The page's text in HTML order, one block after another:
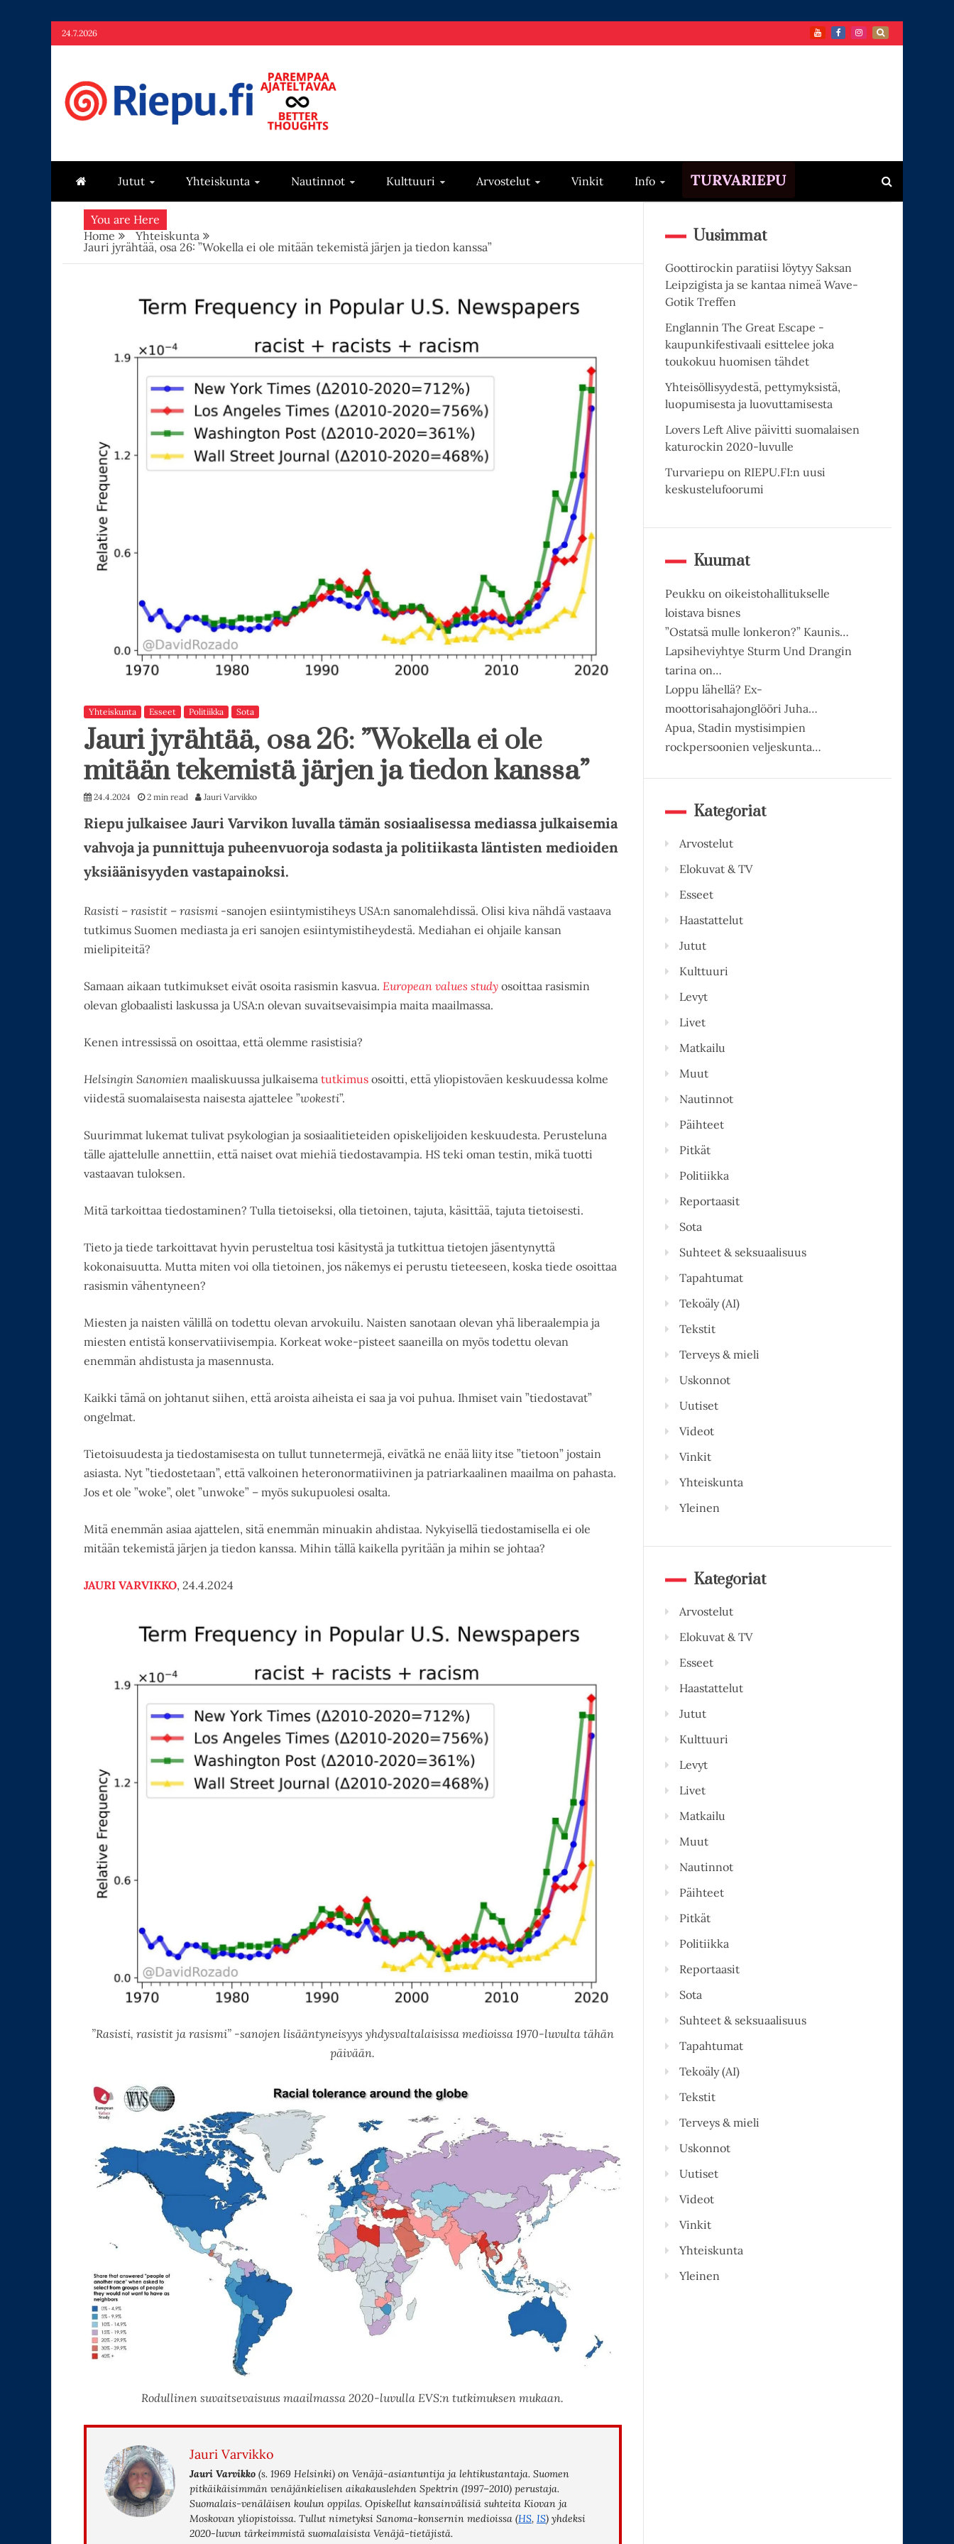
Skip
to
24.7.2026
Riepu.fi
Jutut Yhteiskunta Nautinnot Kulttuuri Arvostelut Vinkit Info TURVARIEPU
You are Here
Home
Yhteiskunta
Jauri jyrähtää, osa 26: ”Wokella ei ole mitään tekemistä järjen ja tiedon kanssa”
Yhteiskunta Esseet Politiikka Sota
Jauri jyrähtää, osa 26: ”Wokella ei ole
mitään tekemistä järjen ja tiedon kanssa”
24.4.2024 2 min read Jauri Varvikko
Riepu julkaisee Jauri Varvikon luvalla tämän sosiaalisessa mediassa julkaisemia
vahvoja ja punnittuja puheenvuoroja sodasta ja politiikasta läntisten medioiden
yksiäänisyyden vastapainoksi.
Rasisti – rasistit – rasismi -sanojen esiintymistiheys USA:n sanomalehdissä. Olisi kiva nähdä vastaava
tutkimus Suomen mediasta ja eri sanojen esiintymistiheydestä. Mediahan ei ohjaile kansan
mielipiteitä?
Samaan aikaan tutkimukset eivät osoita rasismin kasvua. European values study osoittaa rasismin
olevan globaalisti laskussa ja USA:n olevan suvaitsevaisimpia maita maailmassa.
Kenen intressissä on osoittaa, että olemme rasistisia?
Helsingin Sanomien maaliskuussa julkaisema tutkimus osoitti, että yliopistoväen keskuudessa kolme
viidestä suomalaisesta naisesta ajattelee ”wokesti”.
Suurimmat lukemat tulivat psykologian ja sosiaalitieteiden opiskelijoiden keskuudesta. Perusteluna
tälle ajattelulle annettiin, että naiset ovat miehiä tiedostavampia. HS teki oman testin, mikä tuotti
vastaavan tuloksen.
Mitä tarkoittaa tiedostaminen? Tulla tietoiseksi, olla tietoinen, tajuta, käsittää, tajuta tietoisesti.
Tieto ja tiede tarkoittavat hyvin perusteltua tosi käsitystä ja tutkittua tietojen jäsentynyttä
kokonaisuutta. Mutta miten voi olla tietoinen, jos näkemys ei perustu tieteeseen, koska tiede osoittaa
rasismin vähentyneen?
Miesten ja naisten välillä on todettu olevan arvokuilu. Naisten sanotaan olevan yhä liberaalempia ja
miesten entistä konservatiivisempia. Korkeat woke-pisteet saaneilla on myös todettu olevan
enemmän ahdistusta ja masennusta.
Kaikki tämä on johtanut siihen, että aroista aiheista ei saa ja voi puhua. Ihmiset vain ”tiedostavat”
ongelmat.
Tietoisuudesta ja tiedostamisesta on tullut tunnetermejä, eivätkä ne enää liity itse ”tietoon” jostain
asiasta. Nyt ”tiedostetaan”, että valkoinen heteronormatiivinen ja patriarkaalinen maailma on pahasta.
Jos et ole ”woke”, olet ”unwoke” – myös sukupuolesi osalta.
Mitä enemmän asiaa ajattelen, sitä enemmän minuakin ahdistaa. Nykyisellä tiedostamisella ei ole
mitään tekemistä järjen ja tiedon kanssa. Mihin tällä kaikella pyritään ja mihin se johtaa?
JAURI VARVIKKO, 24.4.2024
”Rasisti, rasistit ja rasismi” -sanojen lisääntyneisyys yhdysvaltalaisissa medioissa 1970-luvulta tähän
päivään.
Rodullinen suvaitsevaisuus maailmassa 2020-luvulla EVS:n tutkimuksen mukaan.
Jauri Varvikko
Jauri Varvikko (s. 1969 Helsinki) on Venäjä-asiantuntija ja lehtikustantaja. Suomen
pitkäikäisimmän venäjänkielisen aikakauslehden Spektrin (1997–2010) perustaja.
Suomalais-venäläisen koulun oppilas. Opiskellut kansainvälisiä suhteita Kiovan ja
Moskovan yliopistoissa. Tullut nimetyksi Sanoma-konsernin medioissa (HS, IS) yhdeksi
2020-luvun tärkeimmistä suomalaisista Venäjä-tietäjistä.
Uusimmat
Goottirockin paratiisi löytyy Saksan
Leipzigista ja se kantaa nimeä Wave-
Gotik Treffen
Englannin The Great Escape -
kaupunkifestivaali esittelee joka
toukokuu huomisen tähdet
Yhteisöllisyydestä, pettymyksistä,
luopumisesta ja luovuttamisesta
Lovers Left Alive päivitti suomalaisen
katurockin 2020-luvulle
Turvariepu on RIEPU.FI:n uusi
keskustelufoorumi
Kuumat
Peukku on oikeistohallitukselle
loistava bisnes
”Ostatsä mulle lonkeron?” Kaunis…
Lapsiheviyhtye Sturm Und Drangin
tarina on…
Loppu lähellä? Ex-
moottorisahajonglööri Juha…
Apua, Stadin mystisimpien
rockpersoonien veljeskunta…
Kategoriat
Arvostelut
Elokuvat & TV
Esseet
Haastattelut
Jutut
Kulttuuri
Levyt
Livet
Matkailu
Muut
Nautinnot
Päihteet
Pitkät
Politiikka
Reportaasit
Sota
Suhteet & seksuaalisuus
Tapahtumat
Tekoäly (AI)
Tekstit
Terveys & mieli
Uskonnot
Uutiset
Videot
Vinkit
Yhteiskunta
Yleinen
Kategoriat
Arvostelut
Elokuvat & TV
Esseet
Haastattelut
Jutut
Kulttuuri
Levyt
Livet
Matkailu
Muut
Nautinnot
Päihteet
Pitkät
Politiikka
Reportaasit
Sota
Suhteet & seksuaalisuus
Tapahtumat
Tekoäly (AI)
Tekstit
Terveys & mieli
Uskonnot
Uutiset
Videot
Vinkit
Yhteiskunta
Yleinen